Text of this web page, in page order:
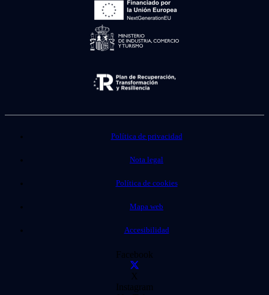
Política de privacidad
Nota legal
Política de cookies
Mapa web
Accesibilidad
Facebook
X
Instagram